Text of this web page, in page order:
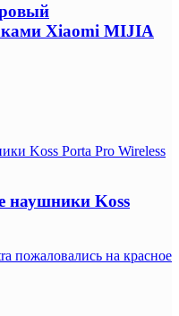
Xiaomi MIJIA
Koss Porta Pro Wireless
наушники Koss
пожаловались на красное